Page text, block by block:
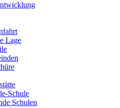
Lage
Schule
Schulen